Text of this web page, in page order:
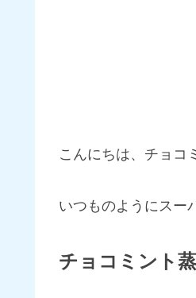
こんにちは、チョコ
いつものようにスー
チョコミント